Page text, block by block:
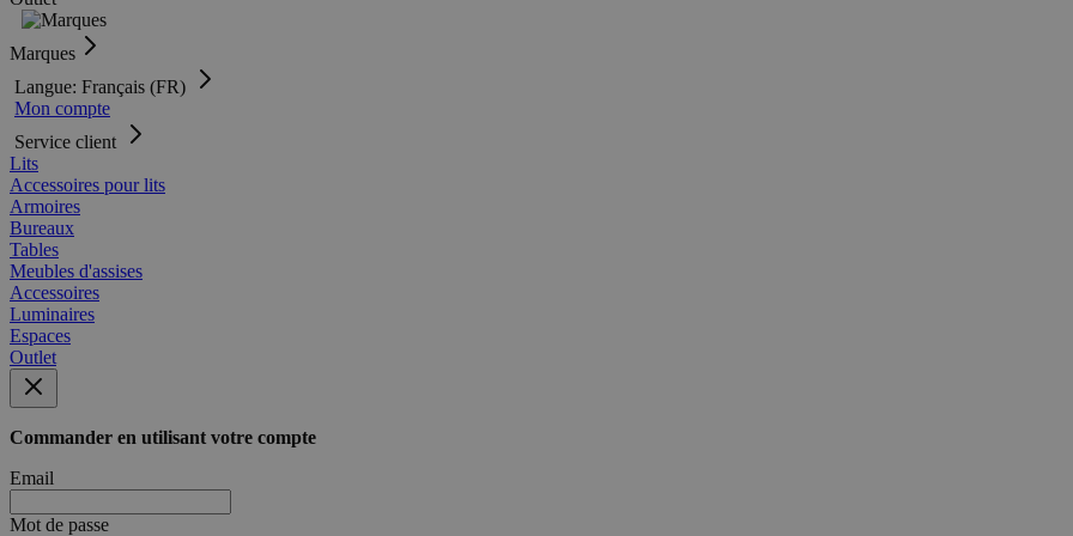
Marques
Langue: Français (FR)
Mon compte
Service client
Lits
Accessoires pour lits
Armoires
Bureaux
Tables
Meubles d'assises
Accessoires
Luminaires
Espaces
Outlet
Commander en utilisant votre compte
Email
Mot de passe